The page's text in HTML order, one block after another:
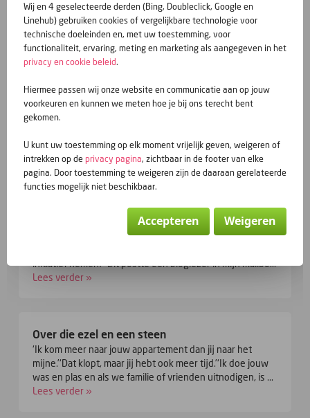
Maar wat ze precies dacht, vond in haar brein niet de uitgang.
Toch niet direct. Eerder indirect door op zijn verzoek om eens
life te babbelen met ongemakkelijke beleefdheid uit te stellen.
‘We zien wel.’ Dat zei ze en zo geschiedde. Ze zien nog steeds.
jijikwij
geplaatst door jijikwij - 1782 keer gelezen
Vorige berichten
‘ Waarom niet eens een stuk schrijven over mensen die
initiatief nemen?’ Dit postte een bloglezer in mijn mailbo...
Lees verder »
Over die ezel en een steen
‘Ik kom meer naar jouw appartement dan jij naar het
mijne.’‘Dat klopt, maar jij hebt ook meer tijd.’‘Ik doe jouw
was en plas en als we familie of vrienden uitnodigen, is ...
Lees verder »
Wij en 4 geselecteerde derden (Bing, Doubleclick, Google en
Linehub) gebruiken cookies of vergelijkbare technologie voor
technische doeleinden en, met uw toestemming, voor
functionaliteit, ervaring, meting en marketing als aangegeven in het
privacy en cookie beleid.
Hiermee passen wij onze website en communicatie aan op jouw
voorkeuren en kunnen we meten hoe je bij ons terecht bent
gekomen.
U kunt uw toestemming op elk moment vrijelijk geven, weigeren of
intrekken op deprivacy pagina, zichtbaar in de footer van elke
pagina. Door toestemming te weigeren zijn de daaraan gerelateerde
functies mogelijk niet beschikbaar.
Accepteren Weigeren